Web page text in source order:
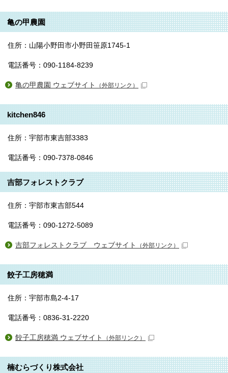
亀の甲農園
住所：山陽小野田市小野田笹原1745-1
電話番号：090-1184-8239
亀の甲農園 ウェブサイト （外部リンク）
kitchen846
住所：宇部市東吉部3383
電話番号：090-7378-0846
吉部フォレストクラブ
住所：宇部市東吉部544
電話番号：090-1272-5089
吉部フォレストクラブ ウェブサイト （外部リンク）
餃子工房穂満
住所：宇部市島2-4-17
電話番号：0836-31-2220
餃子工房穂満 ウェブサイト （外部リンク）
楠むらづくり株式会社